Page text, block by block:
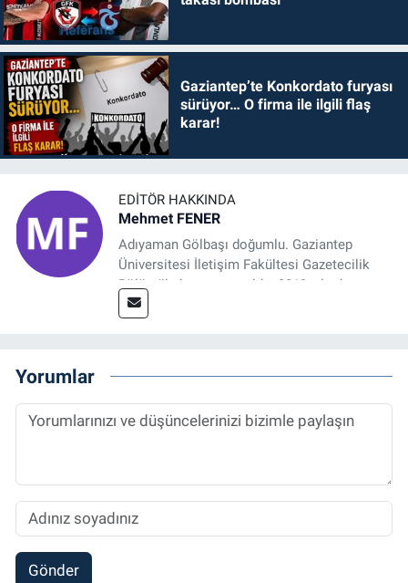
Gaziantep’te Konkordato furyası
sürüyor… O firma ile ilgili flaş
karar!
EDITÖR HAKKINDA
Mehmet FENER
Adıyaman Gölbaşı doğumlu. Gaziantep
Üniversitesi İletişim Fakültesi Gazetecilik
Bölümü’nden mezun oldu. 2019 yılında
başladığı gazetecilik mesleğinde, muhabir,
Sorumlu Haber Editörü' olarak devam
etmektedir.
Yorumlar
Gönder